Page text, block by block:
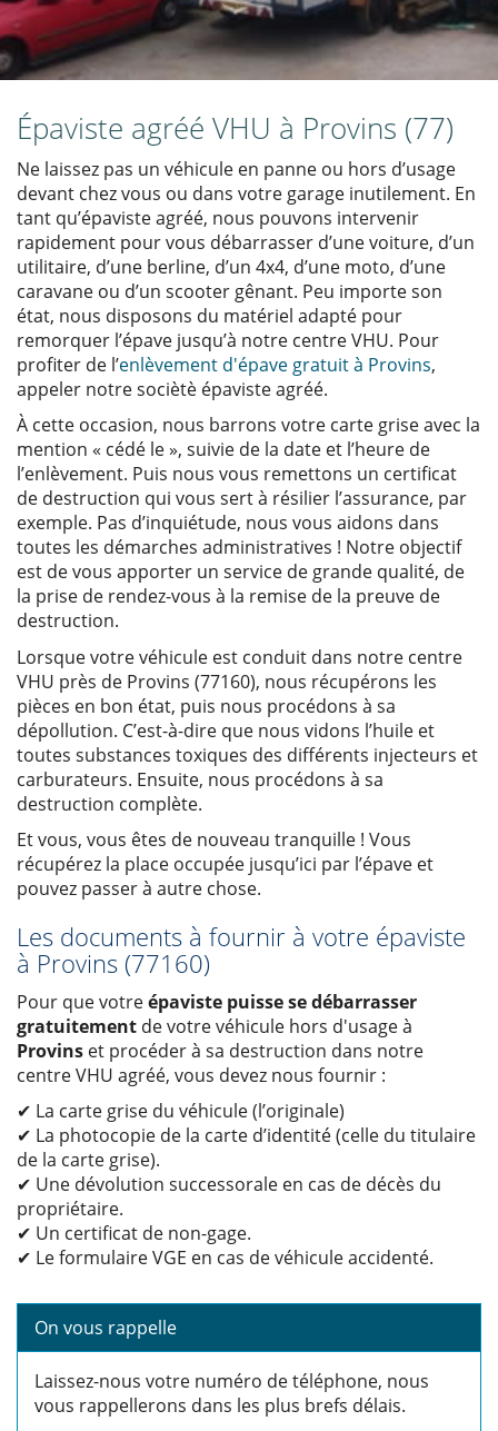
Épaviste agréé VHU à Provins (77)
Ne laissez pas un véhicule en panne ou hors d’usage
devant chez vous ou dans votre garage inutilement. En
tant qu’épaviste agréé, nous pouvons intervenir
rapidement pour vous débarrasser d’une voiture, d’un
utilitaire, d’une berline, d’un 4x4, d’une moto, d’une
caravane ou d’un scooter gênant. Peu importe son
état, nous disposons du matériel adapté pour
remorquer l’épave jusqu’à notre centre VHU. Pour
profiter de l’enlèvement d'épave gratuit à Provins,
appeler notre sociètè épaviste agréé.
À cette occasion, nous barrons votre carte grise avec la
mention « cédé le », suivie de la date et l’heure de
l’enlèvement. Puis nous vous remettons un certificat
de destruction qui vous sert à résilier l’assurance, par
exemple. Pas d’inquiétude, nous vous aidons dans
toutes les démarches administratives ! Notre objectif
est de vous apporter un service de grande qualité, de
la prise de rendez-vous à la remise de la preuve de
destruction.
Lorsque votre véhicule est conduit dans notre centre
VHU près de Provins (77160), nous récupérons les
pièces en bon état, puis nous procédons à sa
dépollution. C’est-à-dire que nous vidons l’huile et
toutes substances toxiques des différents injecteurs et
carburateurs. Ensuite, nous procédons à sa
destruction complète.
Et vous, vous êtes de nouveau tranquille ! Vous
récupérez la place occupée jusqu’ici par l’épave et
pouvez passer à autre chose.
Les documents à fournir à votre épaviste
à Provins (77160)
Pour que votreépaviste puisse se débarrasser
gratuitement de votre véhicule hors d'usage à
Provins et procéder à sa destruction dans notre
centre VHU agréé, vous devez nous fournir :
✔ La carte grise du véhicule (l’originale)
✔ La photocopie de la carte d’identité (celle du titulaire
de la carte grise).
✔ Une dévolution successorale en cas de décès du
propriétaire.
✔ Un certificat de non-gage.
✔ Le formulaire VGE en cas de véhicule accidenté.
On vous rappelle
Laissez-nous votre numéro de téléphone, nous
vous rappellerons dans les plus brefs délais.